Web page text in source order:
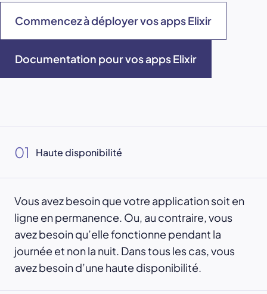
Commencez à déployer vos apps Elixir
Documentation pour vos apps Elixir
01 Haute disponibilité
Vous avez besoin que votre application soit en
ligne en permanence. Ou, au contraire, vous
avez besoin qu’elle fonctionne pendant la
journée et non la nuit. Dans tous les cas, vous
avez besoin d’une haute disponibilité.